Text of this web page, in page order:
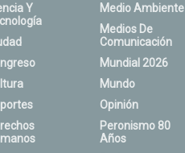
Y
Medio Ambiente
Medios De
Comunicación
Mundial 2026
Mundo
Opinión
Peronismo 80
Años